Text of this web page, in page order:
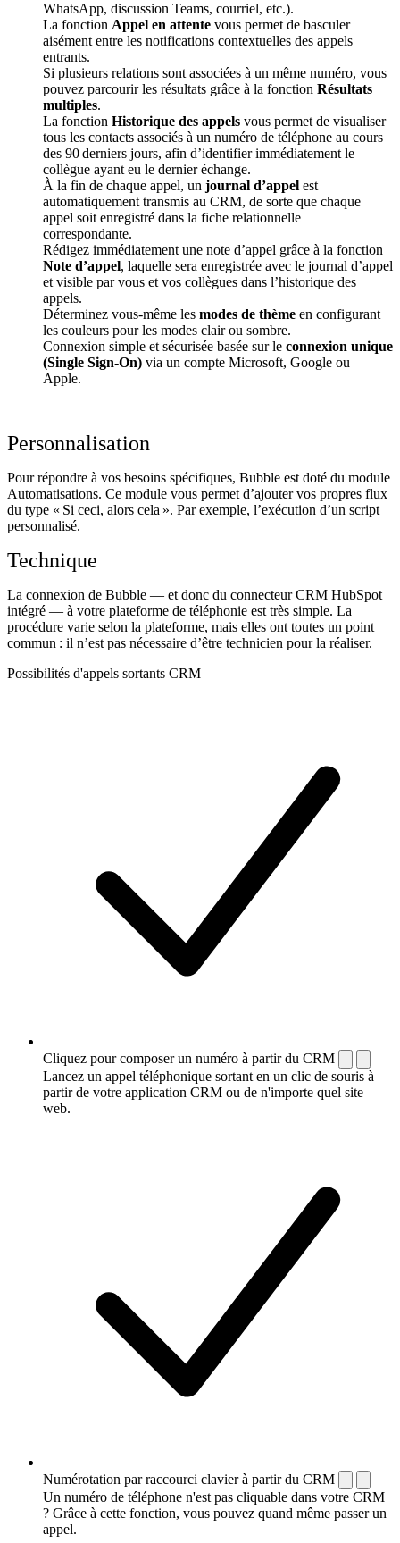
WhatsApp, discussion Teams, courriel, etc.).
La fonction Appel en attente vous permet de basculer
aisément entre les notifications contextuelles des appels
entrants.
Si plusieurs relations sont associées à un même numéro, vous
pouvez parcourir les résultats grâce à la fonction Résultats
multiples.
La fonction Historique des appels vous permet de visualiser
tous les contacts associés à un numéro de téléphone au cours
des 90 derniers jours, afin d’identifier immédiatement le
collègue ayant eu le dernier échange.
À la fin de chaque appel, un journal d’appel est
automatiquement transmis au CRM, de sorte que chaque
appel soit enregistré dans la fiche relationnelle
correspondante.
Rédigez immédiatement une note d’appel grâce à la fonction
Note d’appel, laquelle sera enregistrée avec le journal d’appel
et visible par vous et vos collègues dans l’historique des
appels.
Déterminez vous-même les modes de thème en configurant
les couleurs pour les modes clair ou sombre.
Connexion simple et sécurisée basée sur le connexion unique
(Single Sign-On) via un compte Microsoft, Google ou
Apple.
Personnalisation
Pour répondre à vos besoins spécifiques, Bubble est doté du module
Automatisations. Ce module vous permet d’ajouter vos propres flux
du type « Si ceci, alors cela ». Par exemple, l’exécution d’un script
personnalisé.
Technique
La connexion de Bubble — et donc du connecteur CRM HubSpot
intégré — à votre plateforme de téléphonie est très simple. La
procédure varie selon la plateforme, mais elles ont toutes un point
commun : il n’est pas nécessaire d’être technicien pour la réaliser.
Possibilités d'appels sortants CRM
Cliquez pour composer un numéro à partir du CRM
Lancez un appel téléphonique sortant en un clic de souris à
partir de votre application CRM ou de n'importe quel site
web.
Numérotation par raccourci clavier à partir du CRM
Un numéro de téléphone n'est pas cliquable dans votre CRM
? Grâce à cette fonction, vous pouvez quand même passer un
appel.